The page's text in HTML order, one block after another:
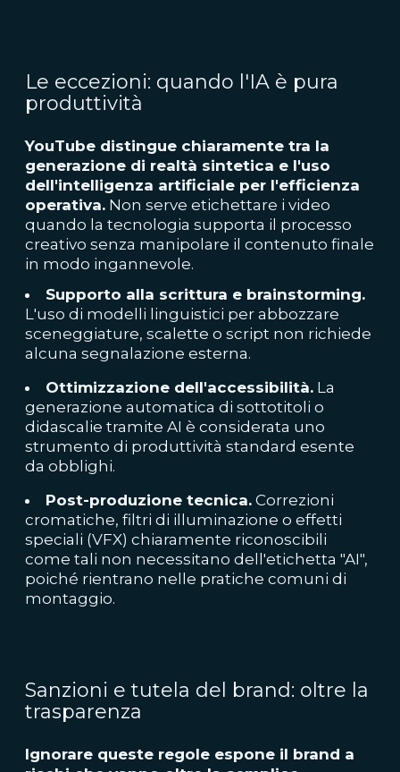
Le eccezioni: quando l'IA è pura
produttività
YouTube distingue chiaramente tra la
generazione di realtà sintetica e l'uso
dell'intelligenza artificiale per l'efficienza
operativa. Non serve etichettare i video
quando la tecnologia supporta il processo
creativo senza manipolare il contenuto finale
in modo ingannevole.
Supporto alla scrittura e brainstorming.
L'uso di modelli linguistici per abbozzare
sceneggiature, scalette o script non richiede
alcuna segnalazione esterna.
Ottimizzazione dell'accessibilità. La
generazione automatica di sottotitoli o
didascalie tramite AI è considerata uno
strumento di produttività standard esente
da obblighi.
Post-produzione tecnica. Correzioni
cromatiche, filtri di illuminazione o effetti
speciali (VFX) chiaramente riconoscibili
come tali non necessitano dell'etichetta "AI",
poiché rientrano nelle pratiche comuni di
montaggio.
Sanzioni e tutela del brand: oltre la
trasparenza
Ignorare queste regole espone il brand a